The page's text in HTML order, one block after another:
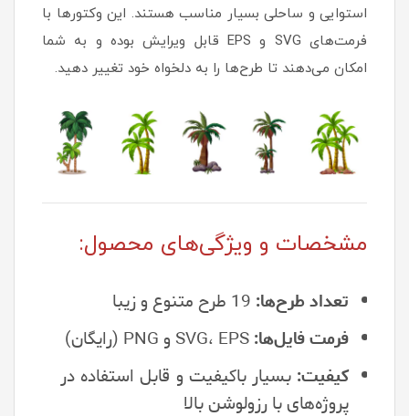
استوایی و ساحلی بسیار مناسب هستند. این وکتورها با
فرمت‌های SVG و EPS قابل ویرایش بوده و به شما
امکان می‌دهند تا طرح‌ها را به دلخواه خود تغییر دهید.
مشخصات و ویژگی‌های محصول:
تعداد طرح‌ها: 19 طرح متنوع و زیبا
فرمت فایل‌ها:SVG، EPS و PNG (رایگان)
کیفیت: بسیار باکیفیت و قابل استفاده در
پروژه‌های با رزولوشن بالا